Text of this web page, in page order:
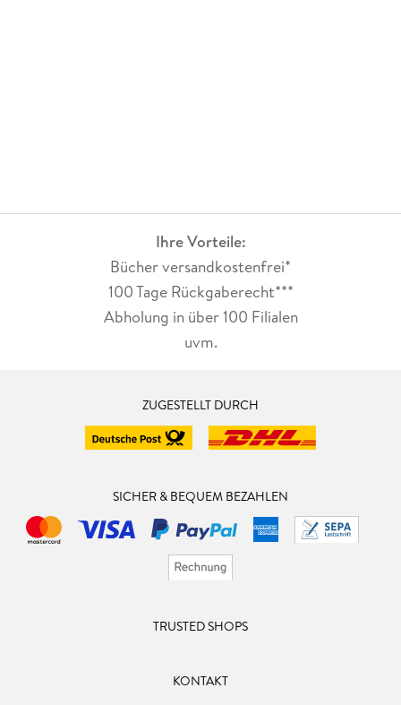
Ihre Vorteile:
Bücher versandkostenfrei*
100 Tage Rückgaberecht***
Abholung in über 100 Filialen
uvm.
ZUGESTELLT DURCH
SICHER & BEQUEM BEZAHLEN
TRUSTED SHOPS
KONTAKT